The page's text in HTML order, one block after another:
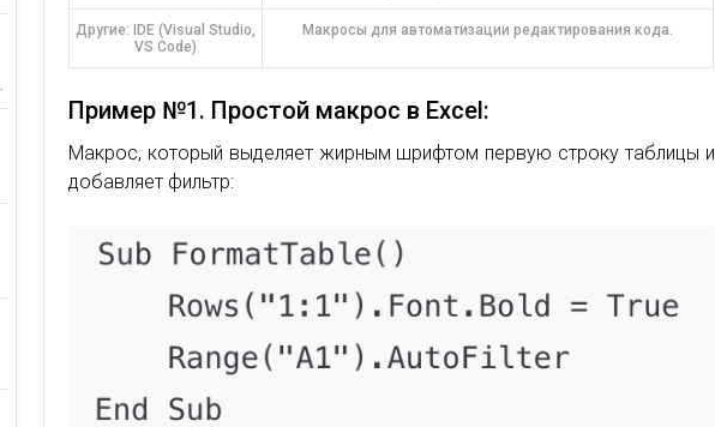
Другие: IDE (Visual Studio,
VS Code)
Макросы для автоматизации редактирования кода.
Пример №1. Простой макрос в Excel:
Макрос, который выделяет жирным шрифтом первую строку таблицы и
добавляет фильтр: